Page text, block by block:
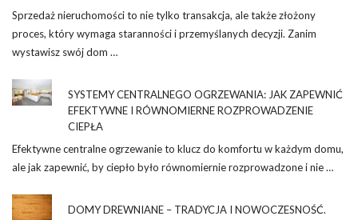
Sprzedaż nieruchomości to nie tylko transakcja, ale także złożony
proces, który wymaga staranności i przemyślanych decyzji. Zanim
wystawisz swój dom …
SYSTEMY CENTRALNEGO OGRZEWANIA: JAK ZAPEWNIĆ
EFEKTYWNE I RÓWNOMIERNE ROZPROWADZENIE
CIEPŁA
Efektywne centralne ogrzewanie to klucz do komfortu w każdym domu,
ale jak zapewnić, by ciepło było równomiernie rozprowadzone i nie …
DOMY DREWNIANE – TRADYCJA I NOWOCZESNOŚĆ.